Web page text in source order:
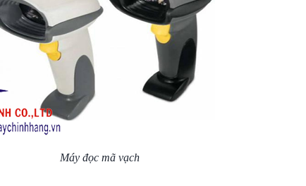
Máy đọc mã vạch